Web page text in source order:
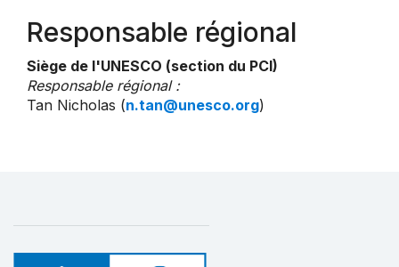
Responsable régional
Siège de l'UNESCO (section du PCI)
Responsable régional :
Tan Nicholas (n.tan@unesco.org)